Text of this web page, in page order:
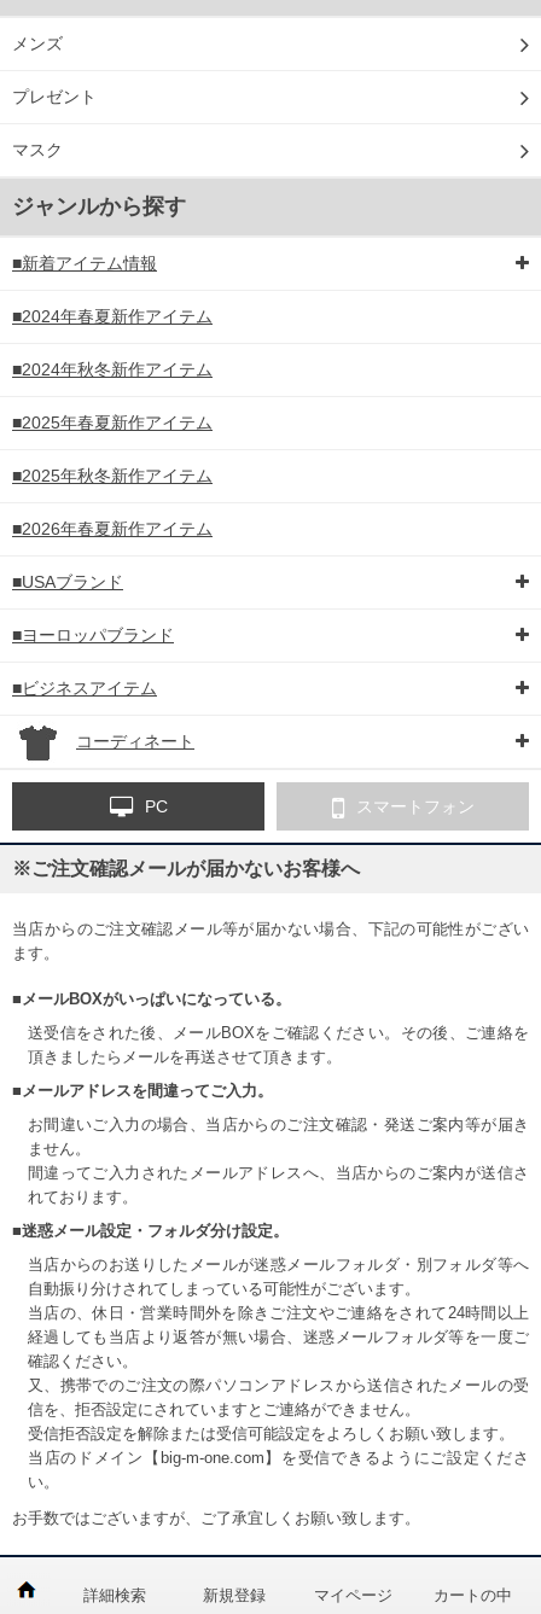
メンズ
プレゼント
マスク
ジャンルから探す
■新着アイテム情報
■2024年春夏新作アイテム
■2024年秋冬新作アイテム
■2025年春夏新作アイテム
■2025年秋冬新作アイテム
■2026年春夏新作アイテム
■USAブランド
■ヨーロッパブランド
■ビジネスアイテム
コーディネート
PC スマートフォン
※ご注文確認メールが届かないお客様へ
当店からのご注文確認メール等が届かない場合、下記の可能性がござい
ます。
■メールBOXがいっぱいになっている。
送受信をされた後、メールBOXをご確認ください。その後、ご連絡を
頂きましたらメールを再送させて頂きます。
■メールアドレスを間違ってご入力。
お間違いご入力の場合、当店からのご注文確認・発送ご案内等が届き
ません。
間違ってご入力されたメールアドレスへ、当店からのご案内が送信さ
れております。
■迷惑メール設定・フォルダ分け設定。
当店からのお送りしたメールが迷惑メールフォルダ・別フォルダ等へ
自動振り分けされてしまっている可能性がございます。
当店の、休日・営業時間外を除きご注文やご連絡をされて24時間以上
経過しても当店より返答が無い場合、迷惑メールフォルダ等を一度ご
確認ください。
又、携帯でのご注文の際パソコンアドレスから送信されたメールの受
信を、拒否設定にされていますとご連絡ができません。
受信拒否設定を解除または受信可能設定をよろしくお願い致します。
当店のドメイン【big-m-one.com】を受信できるようにご設定くださ
い。
お手数ではございますが、ご了承宜しくお願い致します。
詳細検索 新規登録 マイページ カートの中